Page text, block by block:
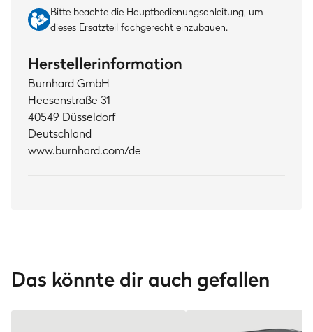
Bitte beachte die Hauptbedienungsanleitung, um
dieses Ersatzteil fachgerecht einzubauen.
Herstellerinformation
Burnhard GmbH
Heesenstraße 31
40549 Düsseldorf
Deutschland
www.burnhard.com/de
Das könnte dir auch gefallen